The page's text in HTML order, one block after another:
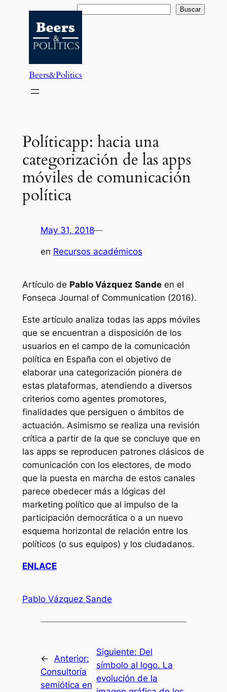
contenido
Buscar Buscar
Beers&Politics
Políticapp: hacia una
categorización de las apps
móviles de comunicación
política
May 31, 2018—
en Recursos académicos
Artículo de Pablo Vázquez Sandeen el
Fonseca Journal of Communication (2016).
Este artículo analiza todas las apps móviles
que se encuentran a disposición de los
usuarios en el campo de la comunicación
política en España con el objetivo de
elaborar una categorización pionera de
estas plataformas, atendiendo a diversos
criterios como agentes promotores,
finalidades que persiguen o ámbitos de
actuación. Asimismo se realiza una revisión
crítica a partir de la que se concluye que en
las apps se reproducen patrones clásicos de
comunicación con los electores, de modo
que la puesta en marcha de estos canales
parece obedecer más a lógicas del
marketing político que al impulso de la
participación democrática o a un nuevo
esquema horizontal de relación entre los
políticos (o sus equipos) y los ciudadanos.
ENLACE
Pablo Vázquez Sande
←
Anterior:
Consultoría
semiótica en
Siguiente: Del
símbolo al logo. La
evolución de la